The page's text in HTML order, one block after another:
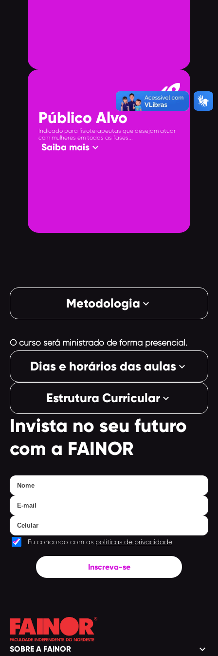
rocket_launch
Público Alvo
Indicado para fisioterapeutas que desejam atuar
com mulheres em todas as fases...
Saiba mais keyboard_arrow_down
Metodologia keyboard_arrow_down
O curso será ministrado de forma presencial.
Dias e horários das aulas keyboard_arrow_down
Estrutura Curricular keyboard_arrow_down
Invista no seu futuro
com a FAINOR
Eu concordo com as políticas de privacidade
Inscreva-se
SOBRE A FAINOR keyboard_arrow_down